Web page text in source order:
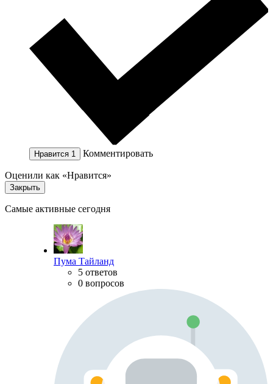
Нравится 1 Комментировать
Оценили как «Нравится»
Закрыть
Самые активные сегодня
Пума Тайланд
5 ответов
0 вопросов